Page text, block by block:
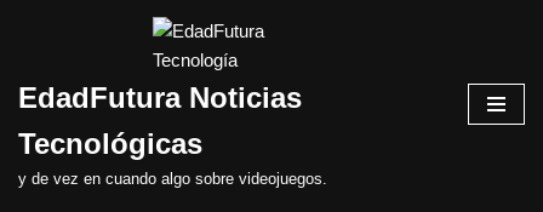
al
EdadFutura Noticias
Tecnológicas
y de vez en cuando algo sobre videojuegos.